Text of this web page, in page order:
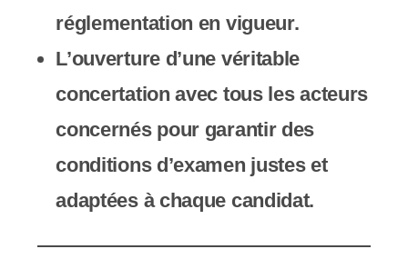
réglementation en vigueur.
L’ouverture d’une véritable
concertation avec tous les acteurs
concernés pour garantir des
conditions d’examen justes et
adaptées à chaque candidat.